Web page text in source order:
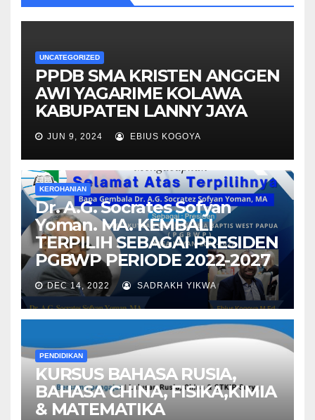
UNCATEGORIZED
PPDB SMA KRISTEN ANGGEN
AWI YAGARIME KOLAWA
KABUPATEN LANNY JAYA
JUN 9, 2024 EBIUS KOGOYA
KEROHANIAN
Dr. A.G. Socrates Sofyan
Yoman. MA. KEMBALI
TERPILIH SEBAGAI PRESIDEN
PGBWP PERIODE 2022-2027
DEC 14, 2022 SADRAKH YIKWA
PENDIDIKAN
KURSUS BAHASA RUSIA,
BAHASA CHINA, FISIKA,KIMIA
& MATEMATIKA